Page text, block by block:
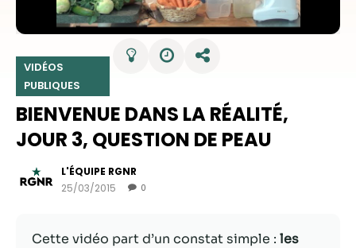
VIDÉOS
PUBLIQUES
BIENVENUE DANS LA RÉALITÉ,
JOUR 3, QUESTION DE PEAU
L'ÉQUIPE RGNR
25/03/2015
0
Cette vidéo part d’un constat simple : les